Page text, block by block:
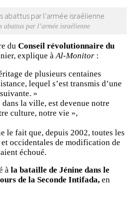
abattus par l’armée israélienne
du Conseil révolutionnaire du
explique à Al-Monitor :
de plusieurs centaines
lequel s’est transmis d’une
»
dans la ville, est devenue notre
culture, notre vie »,
le fait que, depuis 2002, toutes les
occidentales de modification de
échoué.
à la bataille de Jénine dans le
de la Seconde Intifada, en